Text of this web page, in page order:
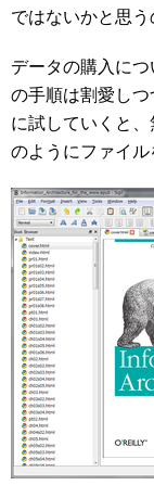
ではないかと思う
データの購入に
の手順は割愛し
に試していくと、
のようにファイル